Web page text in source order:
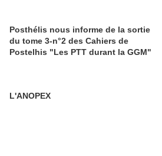
Posthélis nous informe de la sortie
du tome 3-n°2 des Cahiers de
Postelhis "Les PTT durant la GGM"
L'ANOPEX